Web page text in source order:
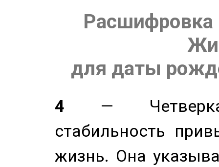
Расшифровка
для даты
4 — Четверка
стабильность
жизнь. Она